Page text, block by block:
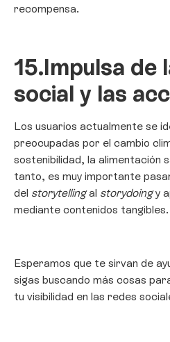
recompensa.
15.Impulsa de
social y las
Los usuarios actualmente se
preocupadas por el cambio
sostenibilidad, la alimentación
tanto, es muy importante
del storytellingal storydoingy
mediante contenidos tangibles.
Esperamos que te sirvan de
sigas buscando más cosas
tu visibilidad en las redes